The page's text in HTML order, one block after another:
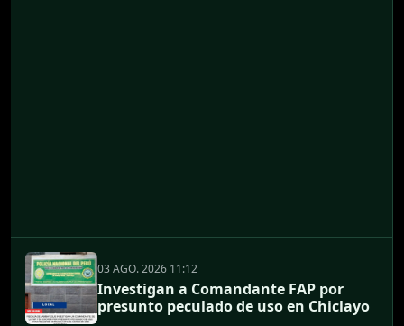
03 AGO. 2026 11:12
Investigan a Comandante FAP por
presunto peculado de uso en Chiclayo